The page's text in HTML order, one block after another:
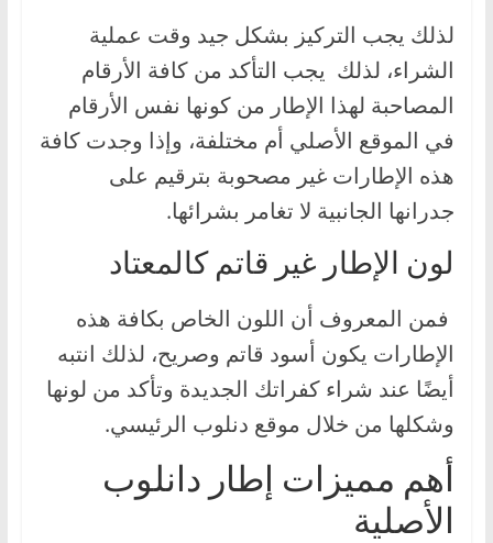
لذلك يجب التركيز بشكل جيد وقت عملية
الشراء، لذلك يجب التأكد من كافة الأرقام
المصاحبة لهذا الإطار من كونها نفس الأرقام
في الموقع الأصلي أم مختلفة، وإذا وجدت كافة
هذه الإطارات غير مصحوبة بترقيم على
جدرانها الجانبية لا تغامر بشرائها.
لون الإطار غير قاتم كالمعتاد
فمن المعروف أن اللون الخاص بكافة هذه
الإطارات يكون أسود قاتم وصريح، لذلك انتبه
أيضًا عند شراء كفراتك الجديدة وتأكد من لونها
وشكلها من خلال موقع دنلوب الرئيسي.
أهم مميزات إطار دانلوب
الأصلية